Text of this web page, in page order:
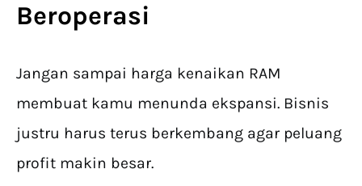
Beroperasi
Jangan sampai harga kenaikan RAM
membuat kamu menunda ekspansi. Bisnis
justru harus terus berkembang agar peluang
profit makin besar.